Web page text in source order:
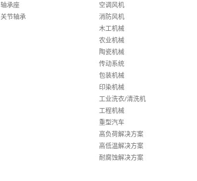
轴承座
关节轴承
空调风机
消防风机
木工机械
农业机械
陶瓷机械
传动系统
包装机械
印染机械
工业洗衣/清洗机
工程机械
重型汽车
高负荷解决方案
高低温解决方案
耐腐蚀解决方案